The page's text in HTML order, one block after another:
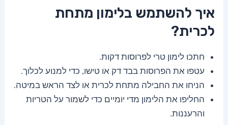
איך להשתמש בלימון מתחת
לכרית?
חתכו לימון טרי לפרוסות דקות.
עטפו את הפרוסות בבד דק או טישו, כדי למנוע לכלוך.
הניחו את החבילה מתחת לכרית או לצד הראש במיטה.
החליפו את הלימון מדי יומיים כדי לשמור על הטריות
והרעננות.